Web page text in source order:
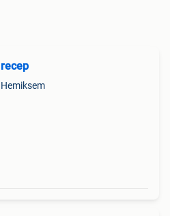
recep
Hemiksem